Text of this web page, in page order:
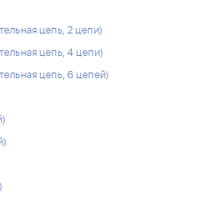
цепь, 2 цепи)
цепь, 4 цепи)
цепь, 6 цепей)